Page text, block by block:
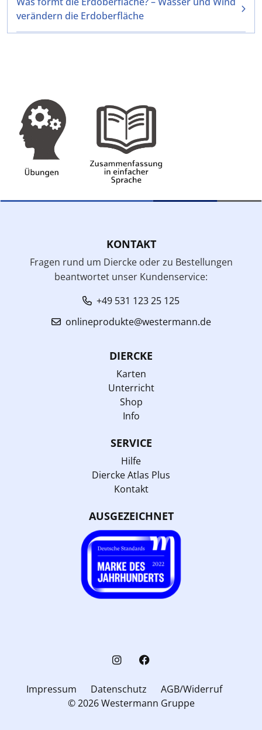
verändern die Erdoberfläche
KONTAKT
Fragen rund um Diercke oder zu Bestellungen
beantwortet unser Kundenservice:
+49 531 123 25 125
onlineprodukte@westermann.de
DIERCKE
Karten
Unterricht
Shop
Info
SERVICE
Hilfe
Diercke Atlas Plus
Kontakt
AUSGEZEICHNET
Impressum Datenschutz
AGB/Widerruf
© 2026 Westermann Gruppe